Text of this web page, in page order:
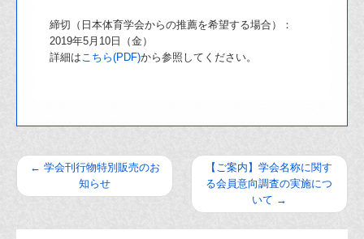
締切（日本体育学会からの推薦を希望する場合）：
2019年5月10日（金）
詳細はこちら(PDF)から参照してください。
← 学会刊行物特別販売のお
知らせ
【ご案内】学会名称に関す
る会員意向調査の実施につ
いて →